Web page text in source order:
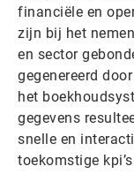
financiële en
zijn bij het
en sector
gegenereerd
het
gegevens
snelle en
toekomstige